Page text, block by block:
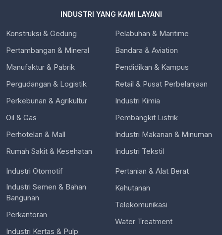
INDUSTRI YANG KAMI LAYANI
Konstruksi & Gedung
Pertambangan & Mineral
Manufaktur & Pabrik
Pergudangan & Logistik
Perkebunan & Agrikultur
Oil & Gas
Perhotelan & Mall
Rumah Sakit & Kesehatan
Pelabuhan & Maritime
Bandara & Aviation
Pendidikan & Kampus
Retail & Pusat Perbelanjaan
Industri Kimia
Pembangkit Listrik
Industri Makanan & Minuman
Industri Tekstil
Industri Otomotif
Industri Semen & Bahan
Bangunan
Perkantoran
Industri Kertas & Pulp
Pertanian & Alat Berat
Kehutanan
Telekomunikasi
Water Treatment